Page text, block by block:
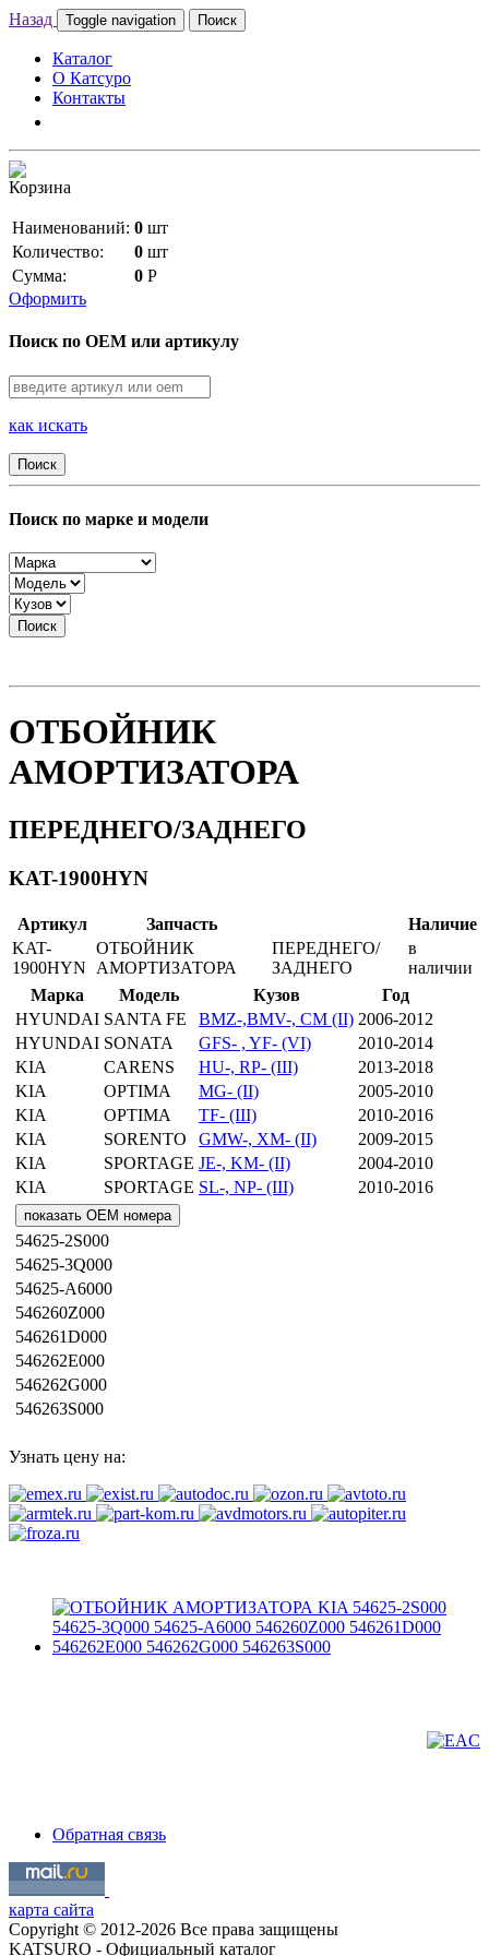
Назад Toggle navigation Поиск
Каталог
О Катсуро
Контакты
Корзина
Наименований: 0 шт
Количество:
0 шт
Сумма:
0 Р
Оформить
Поиск по OEM или артикулу
как искать
Поиск
Поиск по марке и модели
Поиск
ОТБОЙНИК
АМОРТИЗАТОРА
ПЕРЕДНЕГО/ЗАДНЕГО
KAT-1900HYN
Артикул Запчасть
Наличие
KAT-
1900HYN
ОТБОЙНИК
АМОРТИЗАТОРА
ПЕРЕДНЕГО/
ЗАДНЕГО
в
наличии
Марка
Модель Кузов
Год
HYUNDAI SANTA FE BMZ-,BMV-, CM (II) 2006-2012
HYUNDAI SONATA GFS- , YF- (VI)
2010-2014
KIA
CARENS HU-, RP- (III)
2013-2018
KIA
OPTIMA MG- (II)
2005-2010
KIA
OPTIMA TF- (III)
2010-2016
KIA
SORENTO GMW-, XM- (II)
2009-2015
KIA
SPORTAGE JE-, KM- (II)
2004-2010
KIA
SPORTAGE SL-, NP- (III) 2010-2016
показать OEM номера
54625-2S000
54625-3Q000
54625-A6000
546260Z000
546261D000
546262E000
546262G000
546263S000
Узнать цену на:
Обратная связь
карта сайта
Copyright © 2012-2026 Все права защищены
KATSURO - Официальный каталог